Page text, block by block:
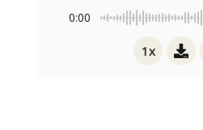
0:00
1x